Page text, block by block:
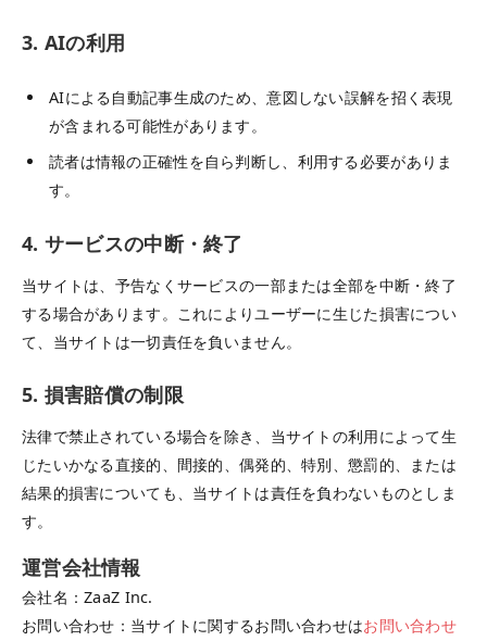
3. AIの利用
AIによる自動記事生成のため、意図しない誤解を招く表現
が含まれる可能性があります。
読者は情報の正確性を自ら判断し、利用する必要がありま
す。
4. サービスの中断・終了
当サイトは、予告なくサービスの一部または全部を中断・終了
する場合があります。これによりユーザーに生じた損害につい
て、当サイトは一切責任を負いません。
5. 損害賠償の制限
法律で禁止されている場合を除き、当サイトの利用によって生
じたいかなる直接的、間接的、偶発的、特別、懲罰的、または
結果的損害についても、当サイトは責任を負わないものとしま
す。
運営会社情報
会社名：ZaaZ Inc.
お問い合わせ：当サイトに関するお問い合わせはお問い合わせ